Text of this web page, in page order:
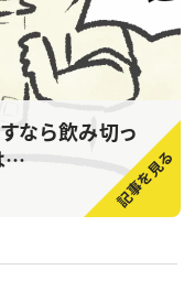
なら飲み切っ
…